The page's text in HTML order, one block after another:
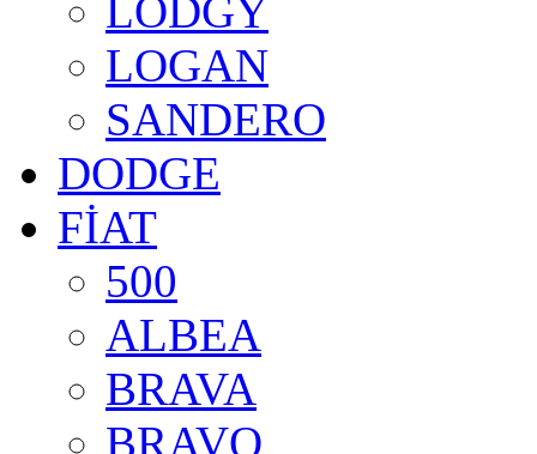
LODGY
LOGAN
SANDERO
DODGE
FİAT
500
ALBEA
BRAVA
BRAVO